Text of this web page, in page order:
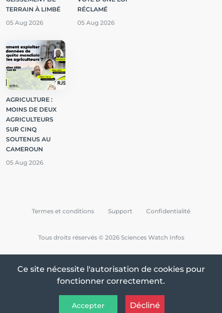
TERRAIN À LIMBÉ
05 Aug 2026
RÉCLAMÉ
05 Aug 2026
AGRICULTURE :
MOINS DE DEUX
AGRICULTEURS
SUR CINQ
SOUTENUS AU
CAMEROUN
05 Aug 2026
Tous droits réservés © 2026 Sciences Watch Infos
Termes et conditions Support Confidentialité
Ce site nécessite l'autorisation de cookies pour
fonctionner correctement.
Accepter Décliné